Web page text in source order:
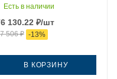
06 10 130х75 стекло
сталь без
Есть в наличии
130.22 ₽/шт
506₽ -13%
В КОРЗИНУ